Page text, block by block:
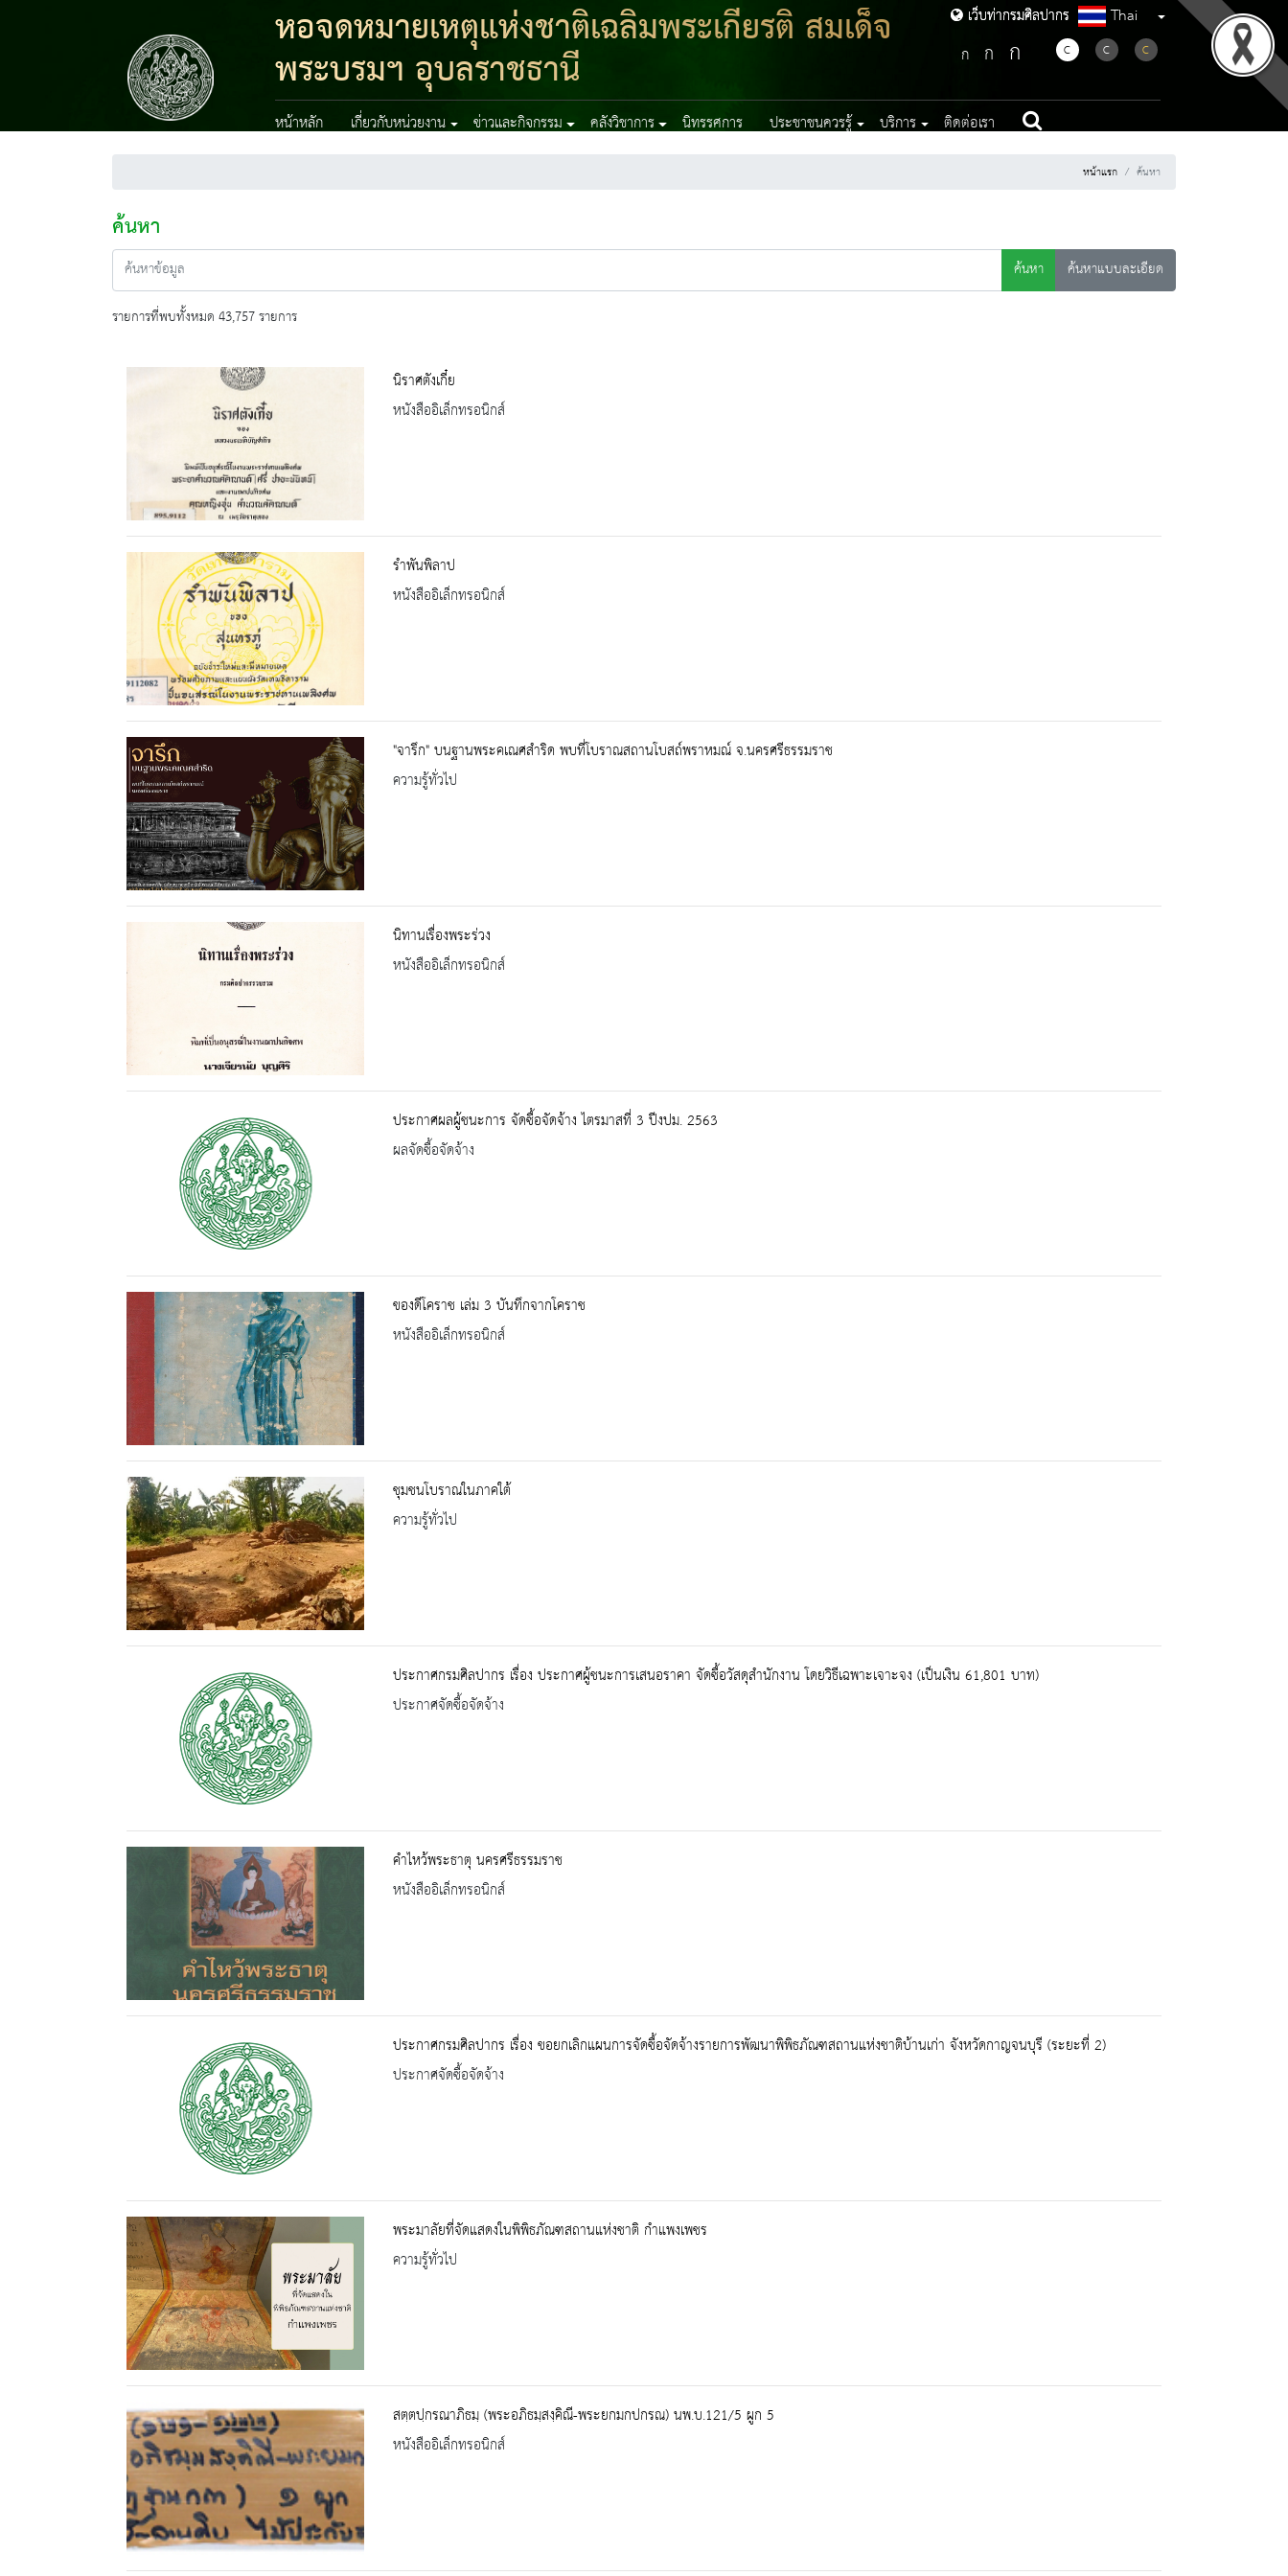
เว็บท่ากรมศิลปากร
หอจดหมายเหตุแห่งชาติเฉลิมพระเกียรติ สมเด็จ
พระบรมฯ อุบลราชธานี
เว็บท่ากรมศิลปากร Thai
ก ก ก C C C
หน้าหลัก เกี่ยวกับหน่วยงาน ข่าวและกิจกรรม คลังวิชาการ นิทรรศการ ประชาชนควรรู้ บริการ ติดต่อเรา
หน้าแรก ค้นหา
ค้นหา
ค้นหา
ค้นหาแบบละเอียด
รายการที่พบทั้งหมด 43,757 รายการ
นิราศตังเกี๋ย
หนังสืออิเล็กทรอนิกส์
รำพันพิลาป
หนังสืออิเล็กทรอนิกส์
"จารึก" บนฐานพระคเณศสำริด พบที่โบราณสถานโบสถ์พราหมณ์ จ.นครศรีธรรมราช
ความรู้ทั่วไป
นิทานเรื่องพระร่วง
หนังสืออิเล็กทรอนิกส์
ประกาศผลผู้ชนะการ จัดซื้อจัดจ้าง ไตรมาสที่ 3 ปีงปม. 2563
ผลจัดซื้อจัดจ้าง
ของดีโคราช เล่ม 3 บันทึกจากโคราช
หนังสืออิเล็กทรอนิกส์
ชุมชนโบราณในภาคใต้
ความรู้ทั่วไป
ประกาศกรมศิลปากร เรื่อง ประกาศผู้ชนะการเสนอราคา จัดซื้อวัสดุสำนักงาน โดยวิธีเฉพาะเจาะจง (เป็นเงิน 61,801 บาท)
ประกาศจัดซื้อจัดจ้าง
คำไหว้พระธาตุ นครศรีธรรมราช
หนังสืออิเล็กทรอนิกส์
ประกาศกรมศิลปากร เรื่อง ขอยกเลิกแผนการจัดซื้อจัดจ้างรายการพัฒนาพิพิธภัณฑสถานแห่งชาติบ้านเก่า จังหวัดกาญจนบุรี (ระยะที่ 2)
ประกาศจัดซื้อจัดจ้าง
พระมาลัยที่จัดแสดงในพิพิธภัณฑสถานแห่งชาติ กำแพงเพชร
ความรู้ทั่วไป
สตฺตปฺกรณาภิธมฺ (พระอภิธมฺสงฺคิณี-พระยกมกปกรณ) นพ.บ.121/5 ผูก 5
หนังสืออิเล็กทรอนิกส์